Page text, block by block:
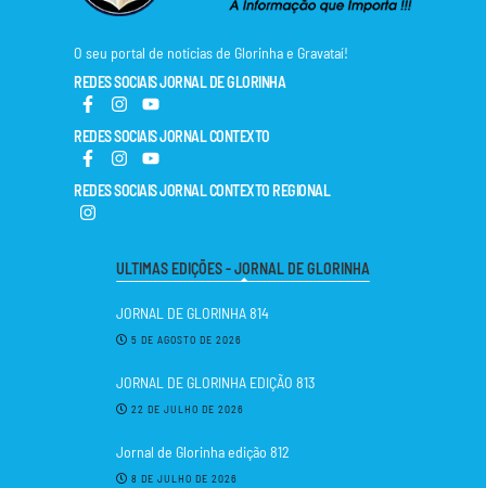
O seu portal de notícias de Glorinha e Gravataí!
REDES SOCIAIS JORNAL DE GLORINHA
REDES SOCIAIS JORNAL CONTEXTO
REDES SOCIAIS JORNAL CONTEXTO REGIONAL
ULTIMAS EDIÇÕES - JORNAL DE GLORINHA
JORNAL DE GLORINHA 814
5 DE AGOSTO DE 2026
JORNAL DE GLORINHA EDIÇÃO 813
22 DE JULHO DE 2026
Jornal de Glorinha edição 812
8 DE JULHO DE 2026